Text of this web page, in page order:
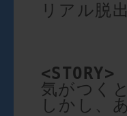
リアル脱
<STORY>
気がつく
しかし、